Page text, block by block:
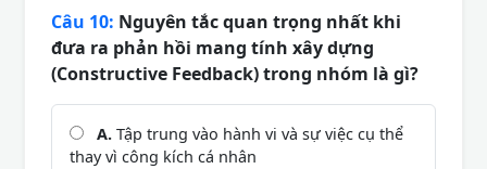
Câu 10: Nguyên tắc quan trọng nhất khi
đưa ra phản hồi mang tính xây dựng
(Constructive Feedback) trong nhóm là gì?
A. Tập trung vào hành vi và sự việc cụ thể
thay vì công kích cá nhân